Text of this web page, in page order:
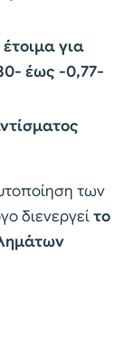
για
έως -0,77-
των
διενεργείτο